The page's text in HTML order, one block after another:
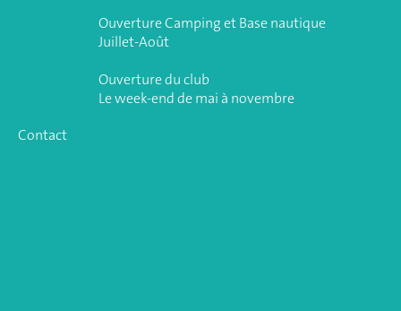
Ouverture Camping et Base nautique
Juillet-Août
Ouverture du club
Le week-end de mai à novembre
Contact